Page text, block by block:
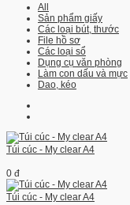
All
Sản phẩm giấy
Các loại bút, thước
File hồ sơ
Các loại sổ
Dụng cụ văn phòng
Làm con dấu và mực
Dao, kéo
Túi cúc - My clear A4
0 đ
Túi cúc - My clear A4